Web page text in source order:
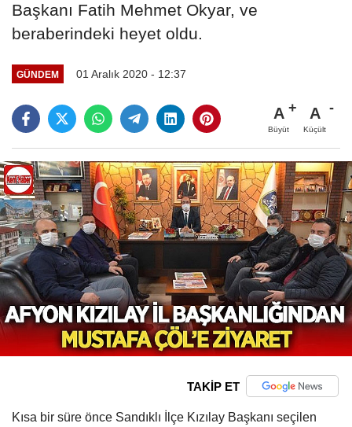
Başkanı Fatih Mehmet Okyar, ve
beraberindeki heyet oldu.
GÜNDEM 01 Aralık 2020 - 12:37
A
Büyüt
A
Küçült
TAKİP ET
Kısa bir süre önce Sandıklı İlçe Kızılay Başkanı seçilen